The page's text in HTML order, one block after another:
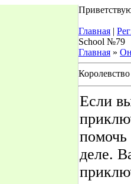
Главная |
School №79
Главная »
Если
помочь
деле.